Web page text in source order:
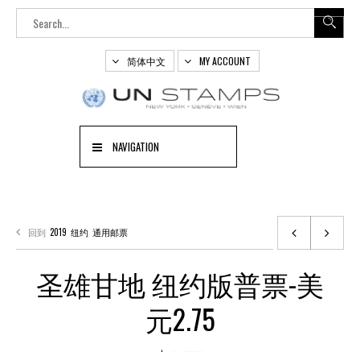
简体中文 MY ACCOUNT
NAVIGATION
回到 2019 纽约 通用邮票
圣雄甘地 纽约版普票-美
元2.75